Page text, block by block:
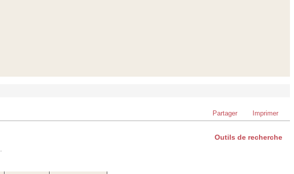
Partager Imprimer
Outils de recherche